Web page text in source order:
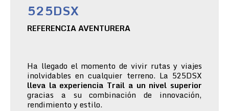
525DSX
REFERENCIA AVENTURERA
Ha llegado el momento de vivir rutas y viajes
inolvidables en cualquier terreno. La 525DSX
lleva la experiencia Trail a un nivel superior
gracias a su combinación de innovación,
rendimiento y estilo.